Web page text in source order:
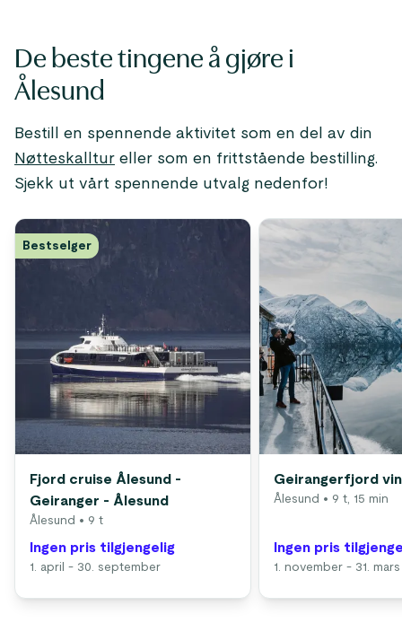
De beste tingene å gjøre i
Ålesund
Bestill en spennende aktivitet som en del av din
Nøtteskalltur eller som en frittstående bestilling.
Sjekk ut vårt spennende utvalg nedenfor!
Bestselger
Fjord cruise Ålesund -
Geiranger - Ålesund
Ålesund • 9 t
Ingen pris tilgjengelig
1. april - 30. september
Geirangerfjord
Ålesund • 9 t, 15 min
Ingen pris
1. november - 31. mars